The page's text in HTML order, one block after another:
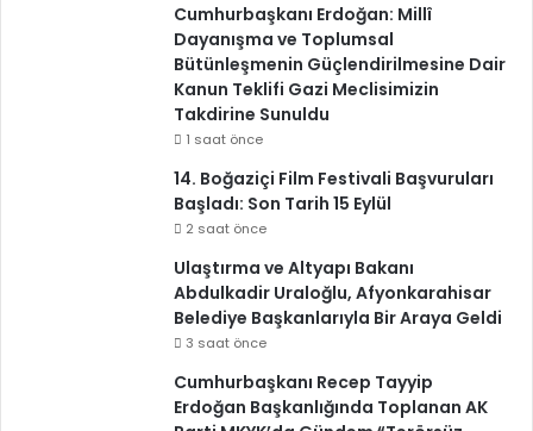
Cumhurbaşkanı Erdoğan: Millî
Dayanışma ve Toplumsal
Bütünleşmenin Güçlendirilmesine Dair
Kanun Teklifi Gazi Meclisimizin
Takdirine Sunuldu
1 saat önce
14. Boğaziçi Film Festivali Başvuruları
Başladı: Son Tarih 15 Eylül
2 saat önce
Ulaştırma ve Altyapı Bakanı
Abdulkadir Uraloğlu, Afyonkarahisar
Belediye Başkanlarıyla Bir Araya Geldi
3 saat önce
Cumhurbaşkanı Recep Tayyip
Erdoğan Başkanlığında Toplanan AK